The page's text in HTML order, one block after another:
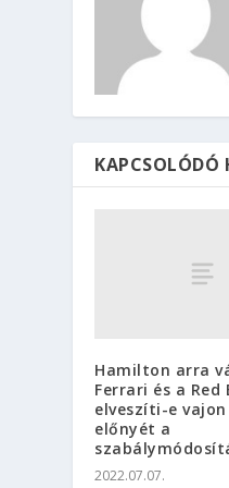
KAPCSOLÓDÓ
Hamilton arra
Ferrari és a Red
elveszíti-e vajon
előnyét a
2022.07.07.